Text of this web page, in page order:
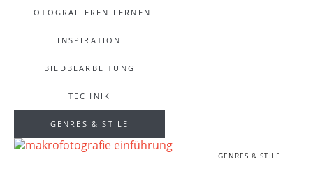
FOTOGRAFIEREN LERNEN
INSPIRATION
BILDBEARBEITUNG
TECHNIK
GENRES & STILE
GENRES & STILE